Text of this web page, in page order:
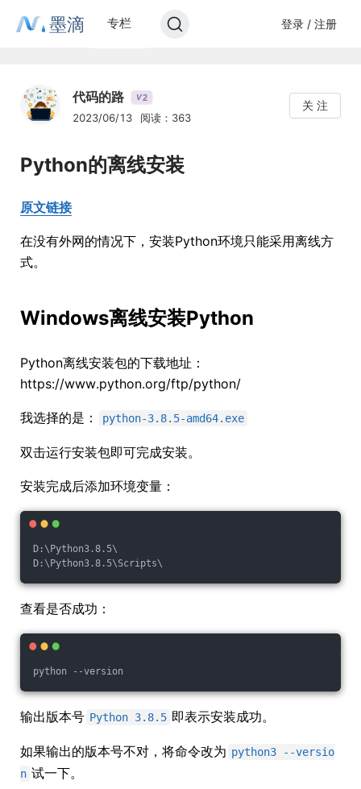
墨滴 专栏 登录 / 注册
代码的路 V2
2023/06/13 阅读：363
关 注
Python的离线安装
原文链接
在没有外网的情况下，安装Python环境只能采用离线方
式。
Windows离线安装Python
Python离线安装包的下载地址：
https://www.python.org/ftp/python/
我选择的是： python-3.8.5-amd64.exe
双击运行安装包即可完成安装。
安装完成后添加环境变量：
D:\Python3.8.5\
D:\Python3.8.5\Scripts\
查看是否成功：
python --version
输出版本号 Python 3.8.5 即表示安装成功。
如果输出的版本号不对，将命令改为 python3 --versio
n 试一下。